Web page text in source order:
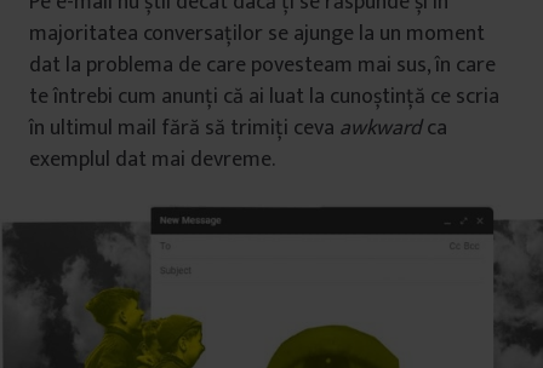
majoritatea conversaților se ajunge la un moment
dat la problema de care povesteam mai sus, în care
te întrebi cum anunți că ai luat la cunoștință ce scria
în ultimul mail fără să trimiți ceva awkwardca
exemplul dat mai devreme.